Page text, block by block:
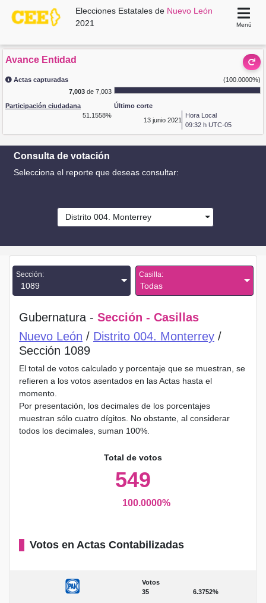
Elecciones Estatales de Nuevo León
2021
Menú
Avance Entidad
Actas capturadas
(100.0000%)
7,003de 7,003
Participación ciudadana
51.1558%
Último corte
13 junio 2021
Hora Local
09:32 h UTC-05
Consulta de votación
Selecciona el reporte que deseas consultar:
Distrito 004. Monterrey
Sección:
1089
Casilla:
Todas
Gubernatura - Sección - Casillas
Nuevo León / Distrito 004. Monterrey /
Sección 1089
El total de votos calculado y porcentaje que se muestran, se
refieren a los votos asentados en las Actas hasta el
momento.
Por presentación, los decimales de los porcentajes
muestran sólo cuatro dígitos. No obstante, al considerar
todos los decimales, suman 100%.
Total de votos
549
100.0000%
Votos en Actas Contabilizadas
Votos
35
6.3752%